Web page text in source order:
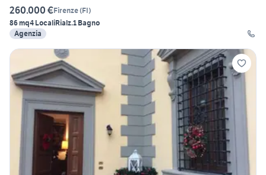
260.000 €Firenze(FI)
86 mq4 LocaliRialz.1 Bagno
Agenzia